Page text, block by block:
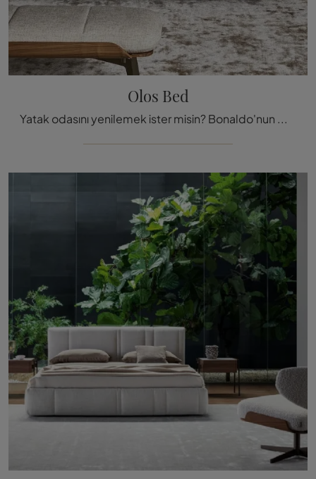
Olos Bed
Yatak odasını yenilemek ister misin? Bonaldo'nun modern mekanlar için Olos Bed kumaş yatağını tanıtmak